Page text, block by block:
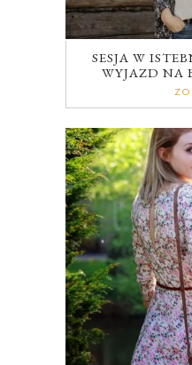
SESJA W
WYJAZD NA